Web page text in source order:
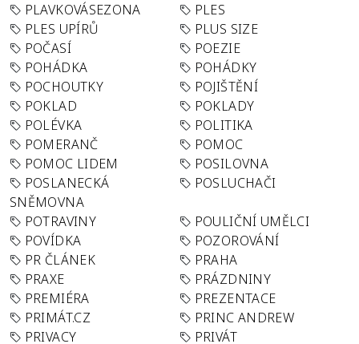
PLAVKOVÁSEZONA
PLES
PLES UPÍRŮ
PLUS SIZE
POČASÍ
POEZIE
POHÁDKA
POHÁDKY
POCHOUTKY
POJIŠTĚNÍ
POKLAD
POKLADY
POLÉVKA
POLITIKA
POMERANČ
POMOC
POMOC LIDEM
POSILOVNA
POSLANECKÁ
SNĚMOVNA
POSLUCHAČI
POTRAVINY
POULIČNÍ UMĚLCI
POVÍDKA
POZOROVÁNÍ
PR ČLÁNEK
PRAHA
PRAXE
PRÁZDNINY
PREMIÉRA
PREZENTACE
PRIMÁT.CZ
PRINC ANDREW
PRIVACY
PRIVÁT